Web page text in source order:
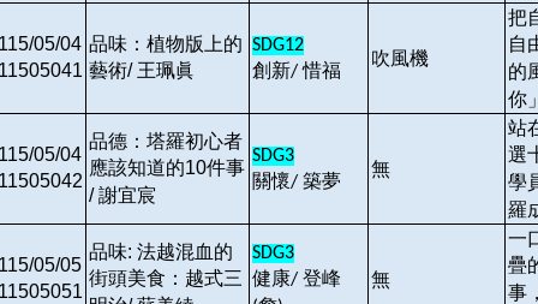
05/04 品味：植物版上的
藝術/ 王珮眞
SDG12
創新/惜福
吹風機
把
自
的
你
05/04
品德：塔羅初心者
應該知道的10件事
/ 謝宜宸
SDG3
關懷/ 築夢
無
站
選
學
羅
05/05
品味: 法越混血的
街頭美食：越式三
SDG3
健康/ 登峰 無
一
疊
事